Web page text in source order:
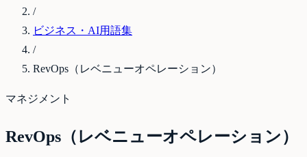
/
ビジネス・AI用語集
/
RevOps（レベニューオペレーション）
マネジメント
RevOps（レベニューオペレーション）